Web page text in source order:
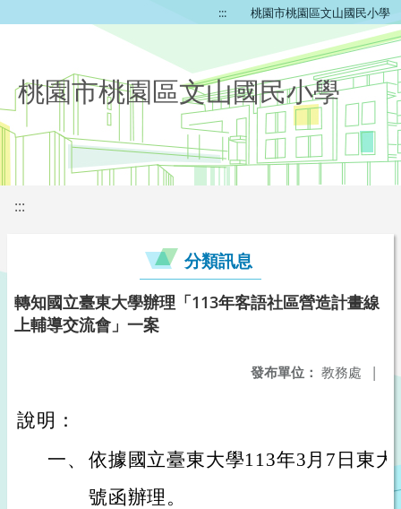
::: 桃園市桃園區文山國民小學
桃園市桃園區文山國民小學
:::
分類訊息
轉知國立臺東大學辦理「113年客語社區營造計畫線
上輔導交流會」一案
發布單位： 教務處 |
說明：
一、 依據國立臺東大學113年3月7日東
號函辦理。